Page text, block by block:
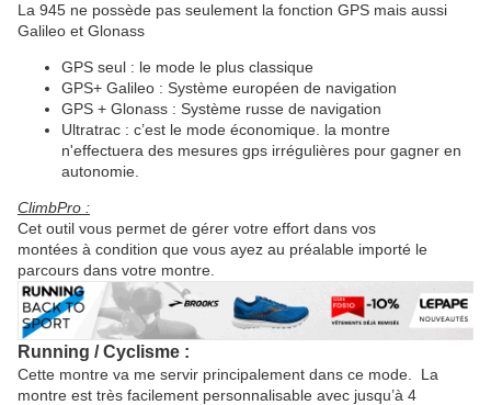
La 945 ne possède pas seulement la fonction GPS mais aussi
Galileo et Glonass
GPS seul : le mode le plus classique
GPS+ Galileo : Système européen de navigation
GPS + Glonass : Système russe de navigation
Ultratrac : c’est le mode économique. la montre
n'effectuera des mesures gps irrégulières pour gagner en
autonomie.
ClimbPro :
Cet outil vous permet de gérer votre effort dans vos
montées à condition que vous ayez au préalable importé le
parcours dans votre montre.
Running / Cyclisme :
Cette montre va me servir principalement dans ce mode. La
montre est très facilement personnalisable avec jusqu’à 4